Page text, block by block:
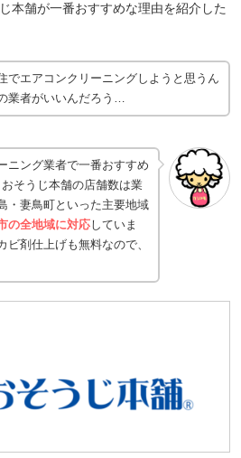
本舗が一番おすすめな理由を紹介した
でエアコンクリーニングしようと思うん
業者がいいんだろう…
ニング業者で一番おすすめ
そうじ本舗の店舗数は業
・妻鳥町といった主要地域
の全地域に対応 していま
剤仕上げも無料なので、